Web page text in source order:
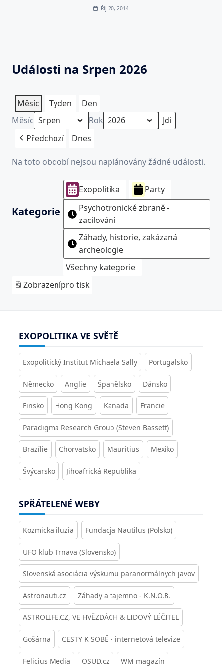
Říj 20, 2014
Události na Srpen 2026
Měsíc Týden
Den
Měsíc
Rok
Předchozí
Dnes
Na toto období nejsou naplánovány žádné události.
Kategorie
Exopolitika
Party
Psychotronické zbraně -
zacilování
Záhady, historie, zakázaná
archeologie
Všechny kategorie
Zobrazenípro tisk
EXOPOLITIKA VE SVĚTĚ
Exopolitický Institut Michaela Sally Portugalsko
Německo Anglie Španělsko Dánsko
Finsko Hong Kong Kanada Francie
Paradigma Research Group (Steven Bassett)
Brazílie Chorvatsko Mauritius Mexiko
Švýcarsko Jihoafrická Republika
SPŘÁTELENÉ WEBY
Kozmicka iluzia Fundacja Nautilus (Polsko)
UFO klub Trnava (Slovensko)
Slovenská asociácia výskumu paranormálnych javov
Astronauti.cz Záhady a tajemno - K.N.O.B.
ASTROLIFE.CZ, VE HVĚZDÁCH & LIDOVÝ LÉČITEL
Gošárna CESTY K SOBĚ - internetová televize
Felicius Media OSUD.cz WM magazín